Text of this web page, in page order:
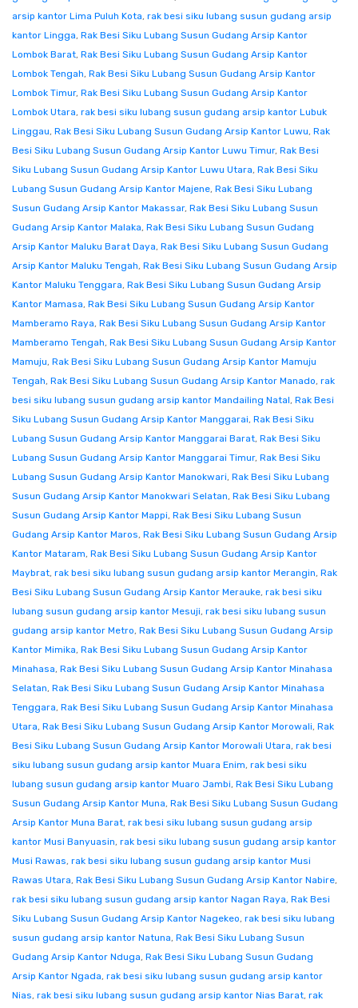
arsip kantor Lima Puluh Kota, rak besi siku lubang susun gudang arsip
kantor Lingga, Rak Besi Siku Lubang Susun Gudang Arsip Kantor
Lombok Barat, Rak Besi Siku Lubang Susun Gudang Arsip Kantor
Lombok Tengah, Rak Besi Siku Lubang Susun Gudang Arsip Kantor
Lombok Timur, Rak Besi Siku Lubang Susun Gudang Arsip Kantor
Lombok Utara, rak besi siku lubang susun gudang arsip kantor Lubuk
Linggau, Rak Besi Siku Lubang Susun Gudang Arsip Kantor Luwu, Rak
Besi Siku Lubang Susun Gudang Arsip Kantor Luwu Timur, Rak Besi
Siku Lubang Susun Gudang Arsip Kantor Luwu Utara, Rak Besi Siku
Lubang Susun Gudang Arsip Kantor Majene, Rak Besi Siku Lubang
Susun Gudang Arsip Kantor Makassar, Rak Besi Siku Lubang Susun
Gudang Arsip Kantor Malaka, Rak Besi Siku Lubang Susun Gudang
Arsip Kantor Maluku Barat Daya, Rak Besi Siku Lubang Susun Gudang
Arsip Kantor Maluku Tengah, Rak Besi Siku Lubang Susun Gudang Arsip
Kantor Maluku Tenggara, Rak Besi Siku Lubang Susun Gudang Arsip
Kantor Mamasa, Rak Besi Siku Lubang Susun Gudang Arsip Kantor
Mamberamo Raya, Rak Besi Siku Lubang Susun Gudang Arsip Kantor
Mamberamo Tengah, Rak Besi Siku Lubang Susun Gudang Arsip Kantor
Mamuju, Rak Besi Siku Lubang Susun Gudang Arsip Kantor Mamuju
Tengah, Rak Besi Siku Lubang Susun Gudang Arsip Kantor Manado, rak
besi siku lubang susun gudang arsip kantor Mandailing Natal, Rak Besi
Siku Lubang Susun Gudang Arsip Kantor Manggarai, Rak Besi Siku
Lubang Susun Gudang Arsip Kantor Manggarai Barat, Rak Besi Siku
Lubang Susun Gudang Arsip Kantor Manggarai Timur, Rak Besi Siku
Lubang Susun Gudang Arsip Kantor Manokwari, Rak Besi Siku Lubang
Susun Gudang Arsip Kantor Manokwari Selatan, Rak Besi Siku Lubang
Susun Gudang Arsip Kantor Mappi, Rak Besi Siku Lubang Susun
Gudang Arsip Kantor Maros, Rak Besi Siku Lubang Susun Gudang Arsip
Kantor Mataram, Rak Besi Siku Lubang Susun Gudang Arsip Kantor
Maybrat, rak besi siku lubang susun gudang arsip kantor Merangin, Rak
Besi Siku Lubang Susun Gudang Arsip Kantor Merauke, rak besi siku
lubang susun gudang arsip kantor Mesuji, rak besi siku lubang susun
gudang arsip kantor Metro, Rak Besi Siku Lubang Susun Gudang Arsip
Kantor Mimika, Rak Besi Siku Lubang Susun Gudang Arsip Kantor
Minahasa, Rak Besi Siku Lubang Susun Gudang Arsip Kantor Minahasa
Selatan, Rak Besi Siku Lubang Susun Gudang Arsip Kantor Minahasa
Tenggara, Rak Besi Siku Lubang Susun Gudang Arsip Kantor Minahasa
Utara, Rak Besi Siku Lubang Susun Gudang Arsip Kantor Morowali, Rak
Besi Siku Lubang Susun Gudang Arsip Kantor Morowali Utara, rak besi
siku lubang susun gudang arsip kantor Muara Enim, rak besi siku
lubang susun gudang arsip kantor Muaro Jambi, Rak Besi Siku Lubang
Susun Gudang Arsip Kantor Muna, Rak Besi Siku Lubang Susun Gudang
Arsip Kantor Muna Barat, rak besi siku lubang susun gudang arsip
kantor Musi Banyuasin, rak besi siku lubang susun gudang arsip kantor
Musi Rawas, rak besi siku lubang susun gudang arsip kantor Musi
Rawas Utara, Rak Besi Siku Lubang Susun Gudang Arsip Kantor Nabire,
rak besi siku lubang susun gudang arsip kantor Nagan Raya, Rak Besi
Siku Lubang Susun Gudang Arsip Kantor Nagekeo, rak besi siku lubang
susun gudang arsip kantor Natuna, Rak Besi Siku Lubang Susun
Gudang Arsip Kantor Nduga, Rak Besi Siku Lubang Susun Gudang
Arsip Kantor Ngada, rak besi siku lubang susun gudang arsip kantor
Nias, rak besi siku lubang susun gudang arsip kantor Nias Barat, rak